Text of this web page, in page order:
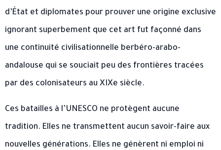
d’État et diplomates pour prouver une origine exclusive
ignorant superbement que cet art fut façonné dans
une continuité civilisationnelle berbéro-arabo-
andalouse qui se souciait peu des frontières tracées
par des colonisateurs au XIXe siècle.
Ces batailles à l’UNESCO ne protègent aucune
tradition. Elles ne transmettent aucun savoir-faire aux
nouvelles générations. Elles ne génèrent ni emploi ni